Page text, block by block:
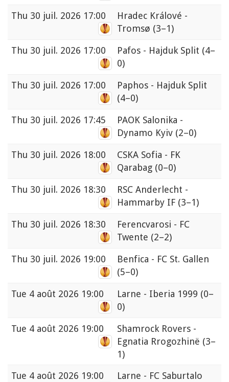
Thu 30 juil. 2026 17:00
Hradec Králové -
Tromsø (3–1)
Thu 30 juil. 2026 17:00 Pafos - Hajduk Split (4–
0)
Thu 30 juil. 2026 17:00
Paphos - Hajduk Split
(4–0)
Thu 30 juil. 2026 17:45
PAOK Salonika -
Dynamo Kyiv (2–0)
Thu 30 juil. 2026 18:00
CSKA Sofia - FK
Qarabag (0–0)
Thu 30 juil. 2026 18:30
RSC Anderlecht -
Hammarby IF (3–1)
Thu 30 juil. 2026 18:30
Ferencvarosi - FC
Twente (2–2)
Thu 30 juil. 2026 19:00
Benfica - FC St. Gallen
(5–0)
Tue 4 août 2026 19:00 Larne - Iberia 1999 (0–
0)
Tue 4 août 2026 19:00
Shamrock Rovers -
Egnatia Rrogozhinë (3–
1)
Tue 4 août 2026 19:00
Larne - FC Saburtalo